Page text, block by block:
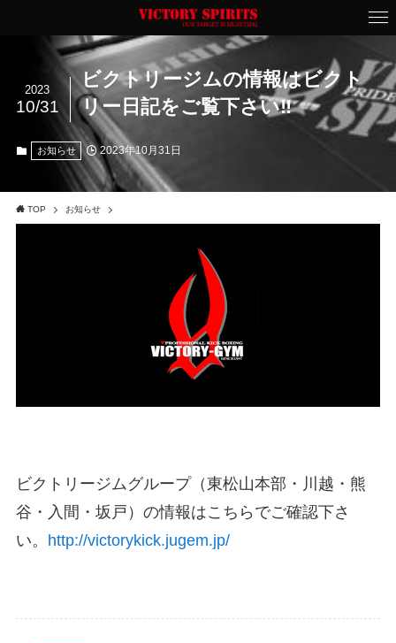
ビクトリージムの情報はビクト
リー日記をご覧下さい‼️
2023
10/31
お知らせ 2023年10月31日
TOP お知らせ
ビクトリージムグループ（東松山本部・川越・熊
谷・入間・坂戸）の情報はこちらでご確認下さ
い。
http://victorykick.jugem.jp/